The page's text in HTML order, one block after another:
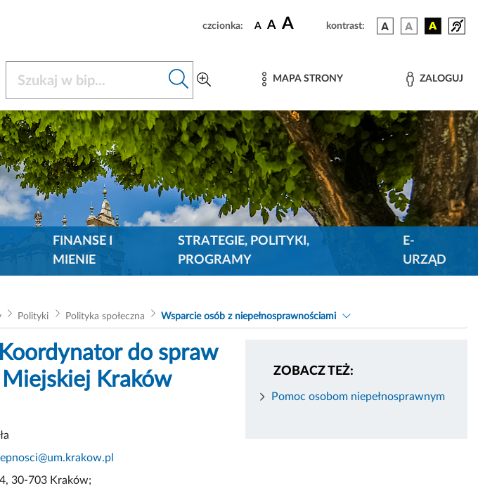
czcionka: A A A kontrast:
MAPA STRONY ZALOGUJ
FINANSE I
MIENIE
STRATEGIE, POLITYKI,
PROGRAMY
E-
URZĄD
Polityki Polityka społeczna Wsparcie osób z niepełnosprawnościami
ZOBACZ TEŻ:
Pomoc osobom niepełnosprawnym
do spraw
Kraków
30-703 Kraków;